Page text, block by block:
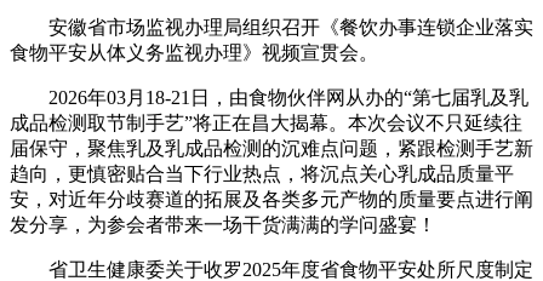
安徽省市场监视办理局组织召开《餐饮办事连锁企业落实
食物平安从体义务监视办理》视频宣贯会。
2026年03月18-21日，由食物伙伴网从办的“第七届乳及乳
成品检测取节制手艺”将正在昌大揭幕。本次会议不只延续往
届保守，聚焦乳及乳成品检测的沉难点问题，紧跟检测手艺新
趋向，更慎密贴合当下行业热点，将沉点关心乳成品质量平
安，对近年分歧赛道的拓展及各类多元产物的质量要点进行阐
发分享，为参会者带来一场干货满满的学问盛宴！
省卫生健康委关于收罗2025年度省食物平安处所尺度制定